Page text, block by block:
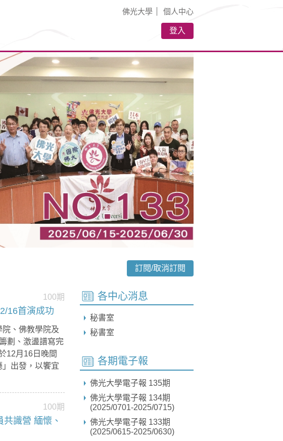
佛光大學 個人中心
登入
訂閱/取消訂閱
100期
16首演成功
、佛教學院及
劃、激盪譜寫完
12月16日晚間
出發，以饗宜
100期
共識營 緬懷、
各中心消息
秘書室
秘書室
各期電子報
佛光大學電子報 135期
佛光大學電子報 134期
(2025/0701-2025/0715)
佛光大學電子報 133期
(2025/0615-2025/0630)